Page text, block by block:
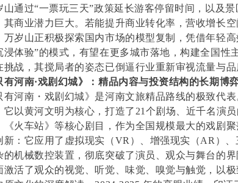
山通过“一票玩三天”政策延长游客停留时间，以及
其商业潜力巨大。若能提升商业转化率，营收增长
万岁山正积极探索国内市场的模型复制，凭借年轻高
浸体验”的模式，有望在更多城市落地，构建全国性
挑战，其搅局者的姿态已倒逼行业重新审视流量与品
有河南·戏剧幻城》：精品内容与投资结构的长期博
有河南・戏剧幻城》是河南文旅精品路线的极致代
它以黄河文明为核心，打造了21个剧场、近千名演
《火车站》等核心剧目，作为全国规模最大的戏剧
新：它应用了虚拟现实（VR）、增强现实（AR）
的机械数控装置，彻底突破了演员、观众与舞台的
激活了观众的视觉、听觉、味觉、嗅觉与触觉，以